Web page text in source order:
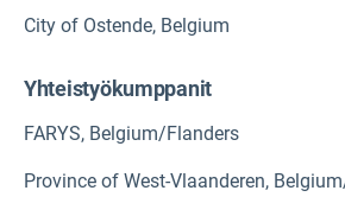
City of Ostende, Belgium
Yhteistyökumppanit
FARYS, Belgium/Flanders
Province of West-Vlaanderen,